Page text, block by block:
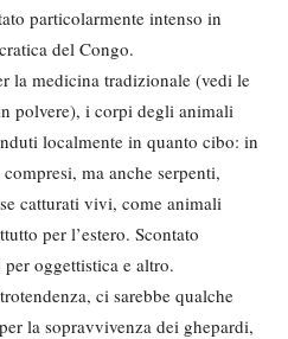
particolarmente intenso in
del Congo.
la medicina tradizionale (vedi le
polvere), i corpi degli animali
localmente in quanto cibo: in
ma anche serpenti,
catturati vivi, come animali
per l’estero. Scontato
oggettistica e altro.
ci sarebbe qualche
la sopravvivenza dei ghepardi,